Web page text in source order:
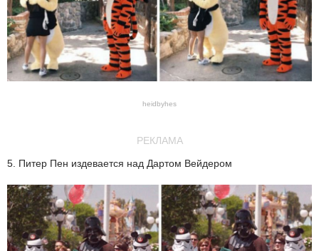
heidbyhes
РЕКЛАМА
5. Питер Пен издевается над Дартом Вейдером